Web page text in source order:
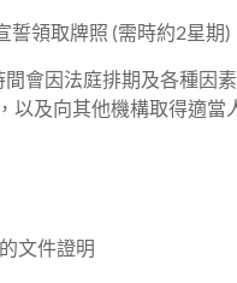
誓領取牌照 (需時約2星期)
會因法庭排期及各種因
以及向其他機構取得適當
文件證明